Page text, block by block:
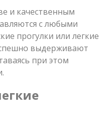
и качественным
с любыми
прогулки или легкие
выдерживают
при этом